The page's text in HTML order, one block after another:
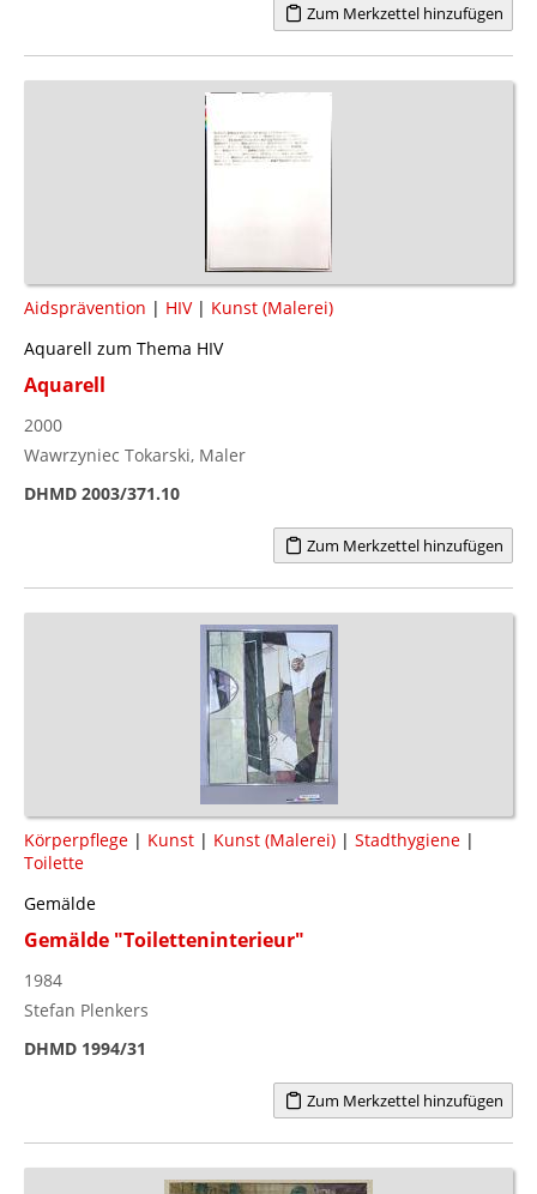
Zum Merkzettel hinzufügen
Aidsprävention | HIV| Kunst (Malerei)
Aquarell zum Thema HIV
Aquarell
2000
Wawrzyniec Tokarski, Maler
DHMD 2003/371.10
Zum Merkzettel hinzufügen
Körperpflege | Kunst | Kunst (Malerei) | Stadthygiene |
Toilette
Gemälde
Gemälde "Toiletteninterieur"
1984
Stefan Plenkers
DHMD 1994/31
Zum Merkzettel hinzufügen